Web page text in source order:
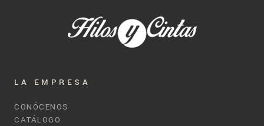
LA EMPRESA
CONÓCENOS
CATÁLOGO